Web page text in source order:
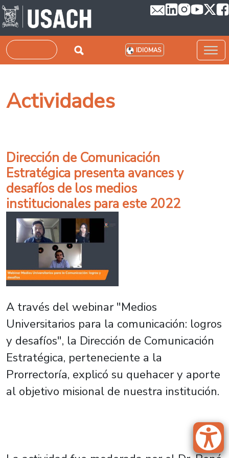
Pasar al contenido principal
Buscar IDIOMAS
Actividades
Dirección de Comunicación
Estratégica presenta avances y
desafíos de los medios
institucionales para este 2022
A través del webinar "Medios
Universitarios para la comunicación: logros
y desafíos", la Dirección de Comunicación
Estratégica, perteneciente a la
Prorrectoría, explicó su quehacer y aporte
al objetivo misional de nuestra institución.